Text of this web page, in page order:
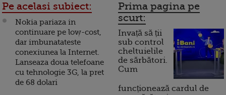
Pe acelasi subiect:
Nokia pariaza in
continuare pe low-cost,
dar imbunatateste
conexiunea la Internet.
Lanseaza doua telefoane
cu tehnologie 3G, la pret
de 68 dolari
Prima pagina pe
scurt:
Invață să ții
sub control
cheltuielile
de sărbători.
Cum
funcționează cardul de